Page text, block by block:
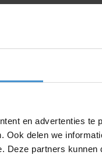
en advertenties
Ook delen we
Deze partners
het raam.